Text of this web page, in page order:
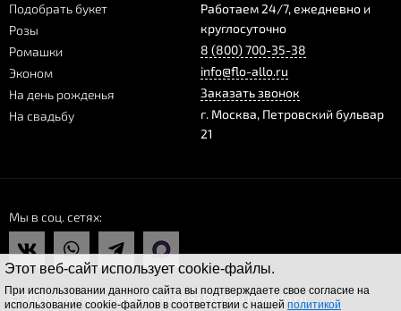
Этот веб-сайт использует cookie-файлы.
При использовании данного сайта вы подтверждаете свое согласие на
использование cookie-файлов в соответствии с нашей политикой
Подобрать букет
Розы
Ромашки
Эконом
На день рожденья
На свадьбу
Работаем 24/7, ежедневно и
круглосуточно
8 (800) 700-35-38
info@flo-allo.ru
Заказать звонок
г. Москва, Петровский бульвар
21
Мы в соц. сетях
© 2026 Доставка цветов по всей России Flo-allo.ru